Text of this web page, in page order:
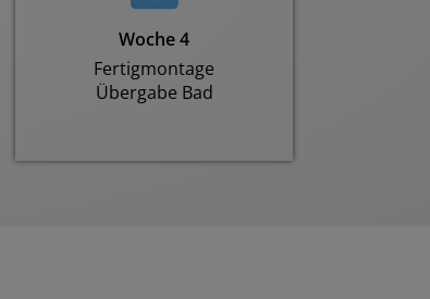
Woche 4
Fertigmontage
Übergabe Bad